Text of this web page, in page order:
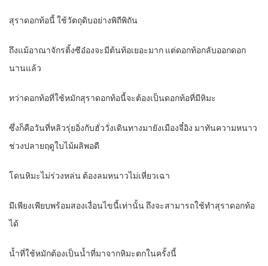
สุราดอกท้อนี้ ใช้วัตถุดิบอย่างพิถีพิถัน
ถึงแม้อาณาจักรติ้งซีอ๋องจะมีต้นท้อเยอะมาก แต่ดอกท้อกลับออกดอก
นานแล้ว
ทว่าดอกท้อที่ใช้หมักสุราดอกท้อนี้จะต้องเป็นดอกท้อที่มีหิมะ
ซึ่งก็คือวันที่หลิวรุ่ยอิ่งกับฮั่ววั่งเดินทางมายังเมืองจี๋อิง มาทันความหนาว
ช่วงปลายฤดูใบไม้ผลิพอดี
โดนหิมะไม่ร่วงหล่น ต้องลมหนาวไม่เหี่ยวเฉา
มีเพียงเพียบพร้อมสองเงื่อนไขนี้เท่านั้น ถึงจะสามารถใช้ทำสุราดอกท้อ
ได้
น้ำที่ใช้หมักต้องเป็นน้ำที่มาจากหิมะตกในครั้งนี้